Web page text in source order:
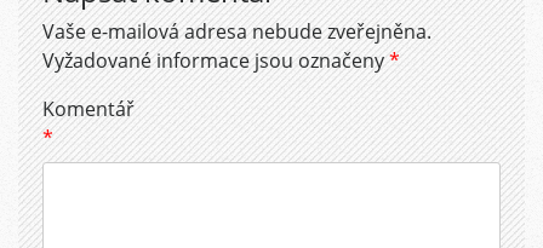
Vaše e-mailová adresa nebude zveřejněna.
Vyžadované informace jsou označeny*
Komentář
*